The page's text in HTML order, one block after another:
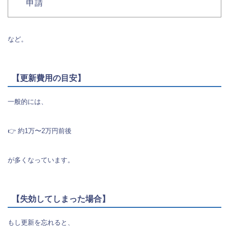
申請
など。
【更新費用の目安】
一般的には、
👉 約1万〜2万円前後
が多くなっています。
【失効してしまった場合】
もし更新を忘れると、